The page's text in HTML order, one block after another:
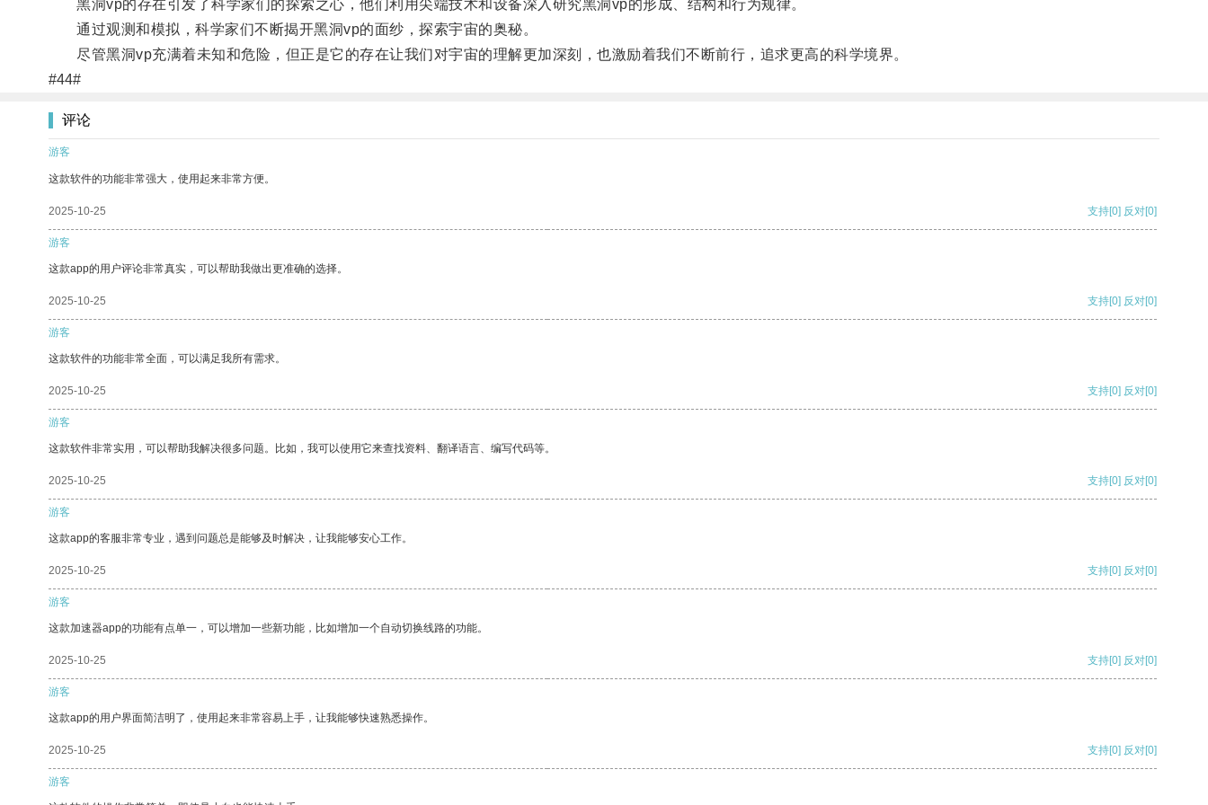
黑洞vp的存在引发了科学家们的探索之心，他们利用尖端技术和设备深入研究黑洞vp的形成、结构和行为规律。
通过观测和模拟，科学家们不断揭开黑洞vp的面纱，探索宇宙的奥秘。
尽管黑洞vp充满着未知和危险，但正是它的存在让我们对宇宙的理解更加深刻，也激励着我们不断前行，追求更高的科学境界。
#44#
评论
游客
这款软件的功能非常强大，使用起来非常方便。
2025-10-25 支持[0] 反对[0]
游客
这款app的用户评论非常真实，可以帮助我做出更准确的选择。
2025-10-25 支持[0] 反对[0]
游客
这款软件的功能非常全面，可以满足我所有需求。
2025-10-25 支持[0] 反对[0]
游客
这款软件非常实用，可以帮助我解决很多问题。比如，我可以使用它来查找资料、翻译语言、编写代码等。
2025-10-25 支持[0] 反对[0]
游客
这款app的客服非常专业，遇到问题总是能够及时解决，让我能够安心工作。
2025-10-25 支持[0] 反对[0]
游客
这款加速器app的功能有点单一，可以增加一些新功能，比如增加一个自动切换线路的功能。
2025-10-25 支持[0] 反对[0]
游客
这款app的用户界面简洁明了，使用起来非常容易上手，让我能够快速熟悉操作。
2025-10-25 支持[0] 反对[0]
游客